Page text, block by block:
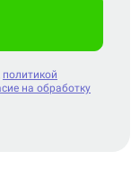
политикой
на обработку